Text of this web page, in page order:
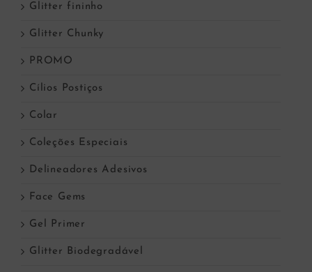
Glitter fininho
Glitter Chunky
PROMO
Cílios Postiços
Colar
Coleções Especiais
Delineadores Adesivos
Face Gems
Gel Primer
Glitter Biodegradável